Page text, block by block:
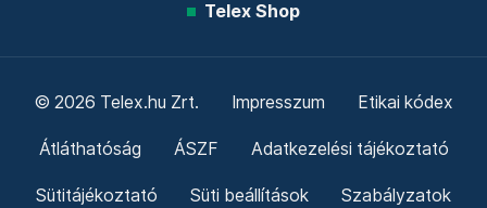
Telex Shop
© 2026 Telex.hu Zrt. Impresszum Etikai kódex
Átláthatóság ÁSZF Adatkezelési tájékoztató
Sütitájékoztató Süti beállítások Szabályzatok